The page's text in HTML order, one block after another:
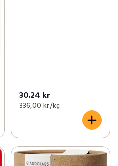
30,24 kr
336,00 kr /kg